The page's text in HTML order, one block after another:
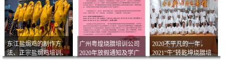
东江盐焗鸡的制作方
法、正宗盐焗鸡培训、
广州粤煌烧腊培训公司
2020年放假通知及学广
2020不平凡的一年，
2021“牛”转乾坤烧腊培